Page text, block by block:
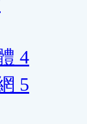
4
5